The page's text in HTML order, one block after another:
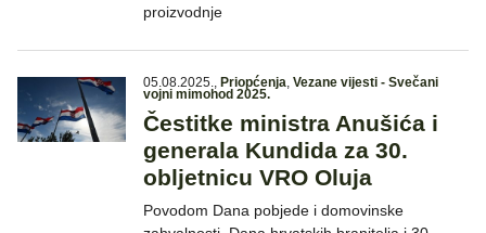
proizvodnje
05.08.2025., Priopćenja, Vezane vijesti - Svečani
vojni mimohod 2025.
Čestitke ministra Anušića i
generala Kundida za 30.
obljetnicu VRO Oluja
Povodom Dana pobjede i domovinske